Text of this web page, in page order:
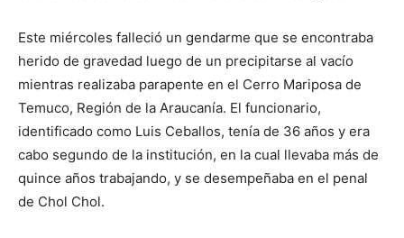
Este miércoles falleció un gendarme que se encontraba
herido de gravedad luego de un precipitarse al vacío
mientras realizaba parapente en el Cerro Mariposa de
Temuco, Región de la Araucanía. El funcionario,
identificado como Luis Ceballos, tenía de 36 años y era
cabo segundo de la institución, en la cual llevaba más de
quince años trabajando, y se desempeñaba en el penal
de Chol Chol.